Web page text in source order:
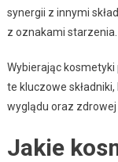
synergii z innymi
z oznakami starzenia.
Wybierając
te kluczowe
wyglądu oraz zdrowej
Jakie